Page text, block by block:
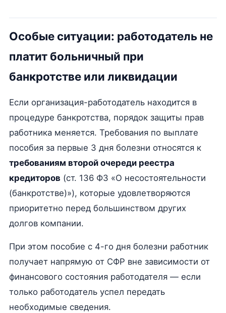
Особые ситуации: работодатель не
платит больничный при
банкротстве или ликвидации
Если организация-работодатель находится в
процедуре банкротства, порядок защиты прав
работника меняется. Требования по выплате
пособия за первые 3 дня болезни относятся к
требованиям второй очереди реестра
кредиторов (ст. 136 ФЗ «О несостоятельности
(банкротстве)»), которые удовлетворяются
приоритетно перед большинством других
долгов компании.
При этом пособие с 4-го дня болезни работник
получает напрямую от СФР вне зависимости от
финансового состояния работодателя — если
только работодатель успел передать
необходимые сведения.